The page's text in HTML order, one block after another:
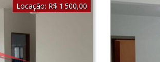
Locação: R$ 1.500,00